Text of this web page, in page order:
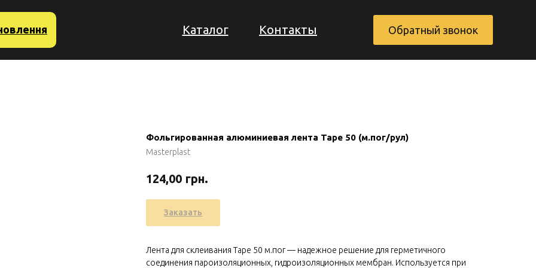
Каталог
Заказать обратный звонок
Контакты Обратный звонок
Фольгированная алюминиевая лента Tape 50 (м.пог/рул)
Masterplast
124,00 грн.
Заказать
Лента для склеивания Tape 50 м.пог — надежное решение для герметичного
соединения пароизоляционных, гидроизоляционных мембран. Используется при